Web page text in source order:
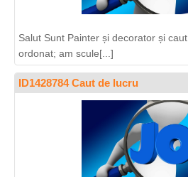
Salut Sunt Painter și decorator și
ordonat; am scule[...]
ID1428784 Caut de lucru